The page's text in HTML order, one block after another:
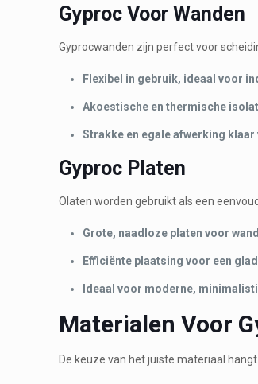
Gyproc Voor Wanden
Gyprocwanden zijn perfect voor
Flexibel in gebruik, ideaal voor
Akoestische en thermische
Strakke en egale afwerking
Gyproc Platen
Olaten worden gebruikt als een
Grote, naadloze platen voor
Efficiënte plaatsing voor een
Ideaal voor moderne,
Materialen Voor
De keuze van het juiste materiaal